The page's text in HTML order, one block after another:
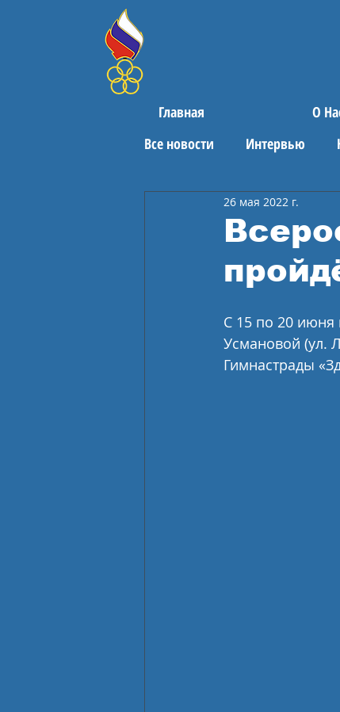
Главная О
Все новости
Интервью
Поздравления26 мая 2022 г.
С 15 по 20 июня
Усмановой (ул.
Гимнастрады